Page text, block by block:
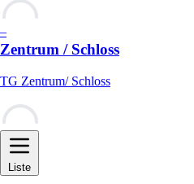
–
Zentrum / Schloss
TG Zentrum/ Schloss
–
Liste